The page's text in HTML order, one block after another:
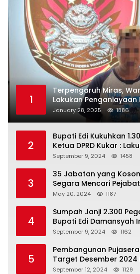
1
Terpengaruh Miras,
Lakukan
Sendiri
January 28, 2025 1886
2
Bupati Edi Kukuhkan
Ketua DPRD Kukar :
Dengan Baik Untuk
September 9, 2024 1458
3
35 Jabatan yang
Segara Mencari
May 20, 2024 1187
4
Sumpah Janji 2.300
Bupati Edi Damansyah
Tanggung Jawab Baru
September 9, 2024 1162
5
Pembangunan
Target Desember 2024
September 12, 2024 1129